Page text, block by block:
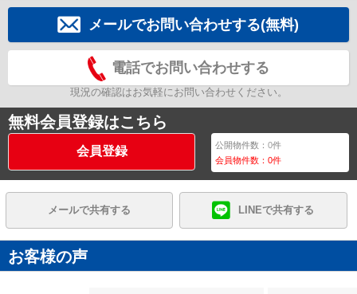
メールでお問い合わせする(無料)
電話でお問い合わせする
現況の確認はお気軽にお問い合わせください。
無料会員登録はこちら
会員登録 公開物件数：0件
会員物件数：0件
メールで共有する LINEで共有する
お客様の声